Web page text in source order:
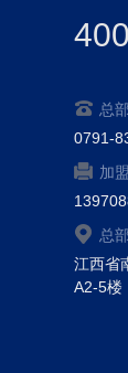
处理
4
修档
等；
5
置、
6
总
0791-
加
总
江西省
A2-5楼